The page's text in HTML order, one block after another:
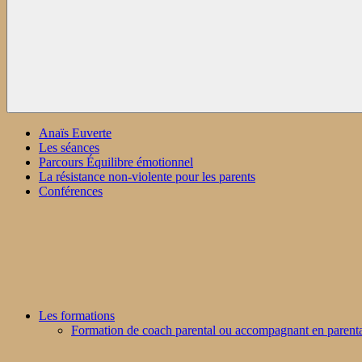
Anaïs Euverte
Les séances
Parcours Équilibre émotionnel
La résistance non-violente pour les parents
Conférences
Les formations
Formation de coach parental ou accompagnant en